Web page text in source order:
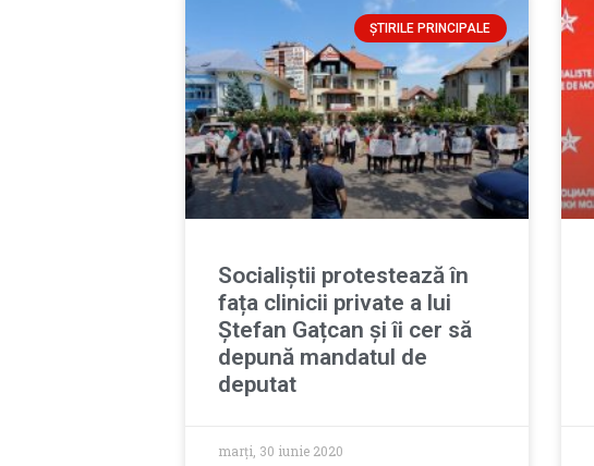
ȘTIRILE PRINCIPALE
Socialiștii protestează în
fața clinicii private a lui
Ștefan Gațcan și îi cer să
depună mandatul de
deputat
marți, 30 iunie 2020